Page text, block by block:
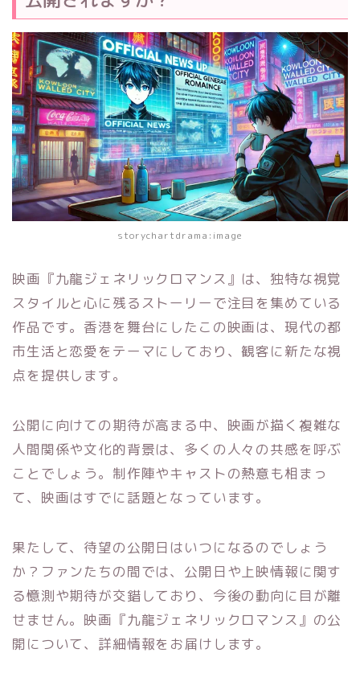
storychartdrama:image
映画『九龍ジェネリックロマンス』は、独特な視覚
スタイルと心に残るストーリーで注目を集めている
作品です。香港を舞台にしたこの映画は、現代の都
市生活と恋愛をテーマにしており、観客に新たな視
点を提供します。
公開に向けての期待が高まる中、映画が描く複雑な
人間関係や文化的背景は、多くの人々の共感を呼ぶ
ことでしょう。制作陣やキャストの熱意も相まっ
て、映画はすでに話題となっています。
果たして、待望の公開日はいつになるのでしょう
か？ファンたちの間では、公開日や上映情報に関す
る憶測や期待が交錯しており、今後の動向に目が離
せません。映画『九龍ジェネリックロマンス』の公
開について、詳細情報をお届けします。